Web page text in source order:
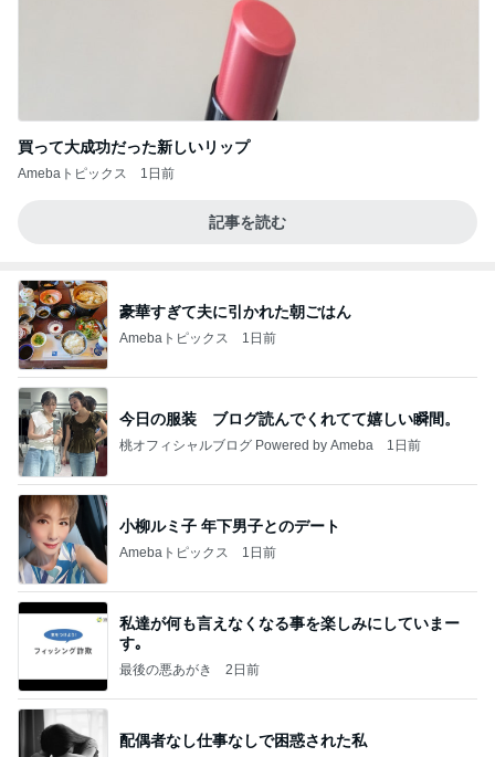
買って大成功だった新しいリップ
Amebaトピックス 1日前
記事を読む
豪華すぎて夫に引かれた朝ごはん
Amebaトピックス 1日前
今日の服装 ブログ読んでくれてて嬉しい瞬間。
桃オフィシャルブログ Powered by Ameba 1日前
小柳ルミ子 年下男子とのデート
Amebaトピックス 1日前
私達が何も言えなくなる事を楽しみにしていまー
す｡
最後の悪あがき 2日前
配偶者なし仕事なしで困惑された私